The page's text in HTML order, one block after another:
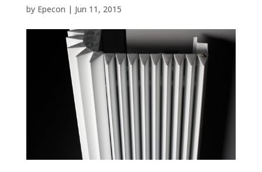
by Epecon | Jun 11, 2015